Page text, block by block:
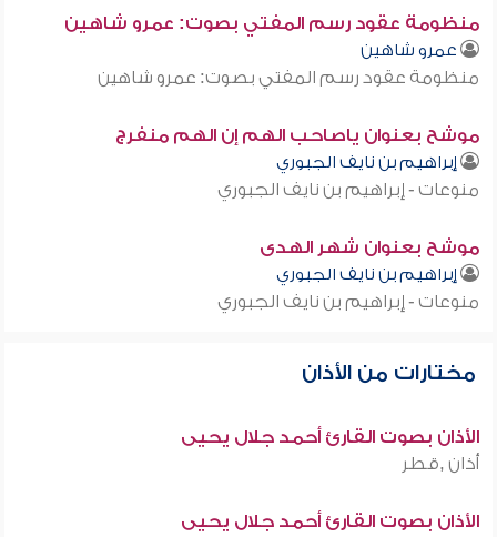
منظومة عقود رسم المفتي بصوت: عمرو شاهين
عمرو شاهين
منظومة عقود رسم المفتي بصوت: عمرو شاهين
موشح بعنوان ياصاحب الهم إن الهم منفرج
إبراهيم بن نايف الجبوري
منوعات - إبراهيم بن نايف الجبوري
موشح بعنوان شهر الهدى
إبراهيم بن نايف الجبوري
منوعات - إبراهيم بن نايف الجبوري
مختارات من الأذان
الأذان بصوت القارئ أحمد جلال يحيى
أذان ,قطر
الأذان بصوت القارئ أحمد جلال يحيى